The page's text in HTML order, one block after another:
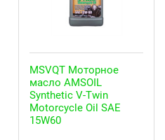
MSVQT Моторное
масло AMSOIL
Synthetic V-Twin
Motorcycle Oil SAE
15W60